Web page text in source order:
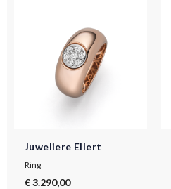
Juweliere Ellert
Ring
€ 3.290,00